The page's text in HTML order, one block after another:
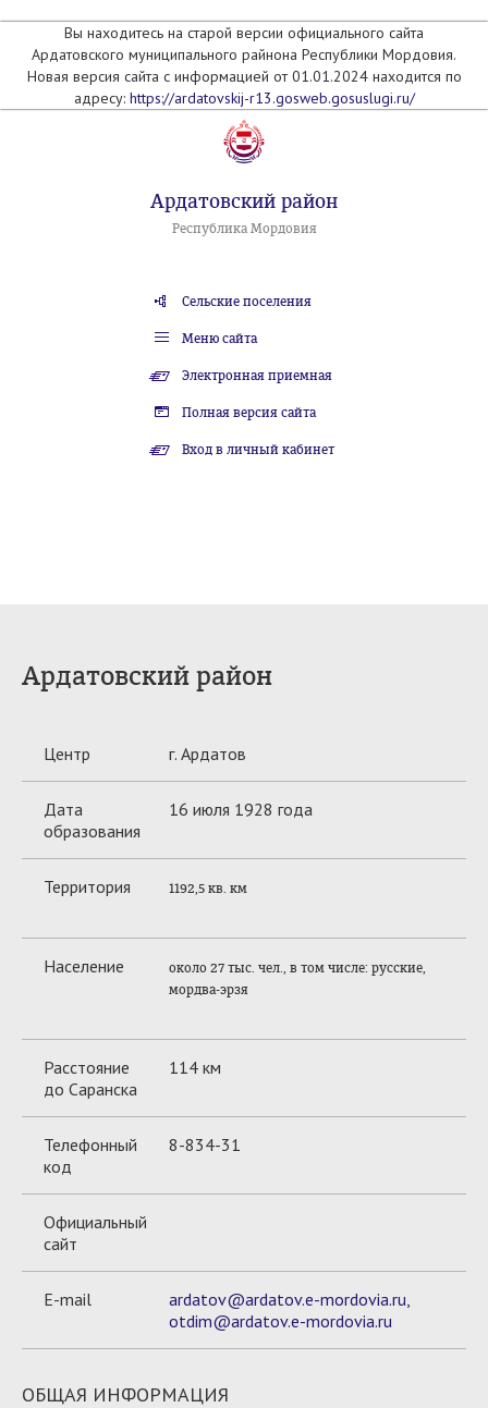
Вы находитесь на старой версии официального сайта
Ардатовского муниципального райнона Республики Мордовия.
Новая версия сайта с информацией от 01.01.2024 находится по
адресу: https://ardatovskij-r13.gosweb.gosuslugi.ru/
Ардатовский район
Республика Мордовия
Сельские поселения
Меню сайта
Электронная приемная
Полная версия сайта
Вход в личный кабинет
Ардатовский район
Центр г. Ардатов
Дата
образования
16 июля 1928 года
Территория 1192,5 кв. км
Население около 27 тыс. чел., в том числе: русские,
мордва-эрзя
Расстояние
до Саранска
114 км
Телефонный
код
8-834-31
Официальный
сайт
E-mail
ardatov@ardatov.e-mordovia.ru,
otdim@ardatov.e-mordovia.ru
ОБЩАЯ ИНФОРМАЦИЯ